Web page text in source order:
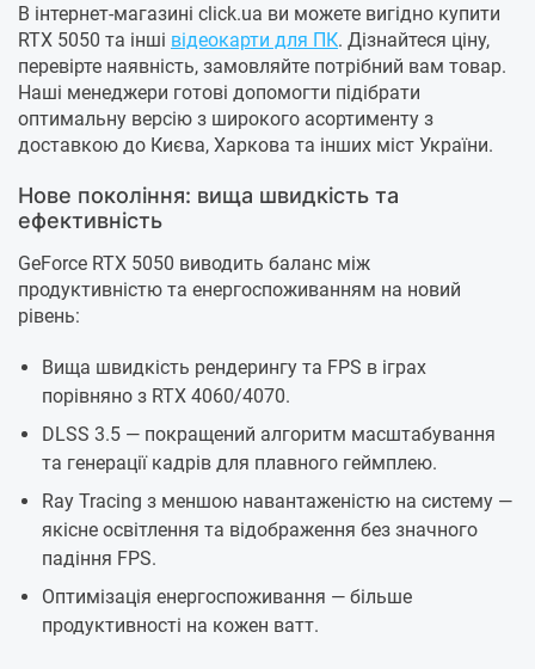
В інтернет-магазині click.ua ви можете вигідно купити
RTX 5050 та інші відеокарти для ПК. Дізнайтеся ціну,
перевірте наявність, замовляйте потрібний вам товар.
Наші менеджери готові допомогти підібрати
оптимальну версію з широкого асортименту з
доставкою до Києва, Харкова та інших міст України.
Нове покоління: вища швидкість та
ефективність
GeForce RTX 5050 виводить баланс між
продуктивністю та енергоспоживанням на новий
рівень:
Вища швидкість рендерингу та FPS в іграх
порівняно з RTX 4060/4070.
DLSS 3.5 — покращений алгоритм масштабування
та генерації кадрів для плавного геймплею.
Ray Tracing з меншою навантаженістю на систему —
якісне освітлення та відображення без значного
падіння FPS.
Оптимізація енергоспоживання — більше
продуктивності на кожен ватт.